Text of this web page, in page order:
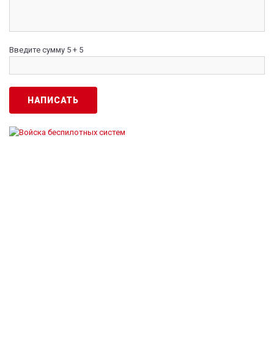
Введите сумму 5 + 5